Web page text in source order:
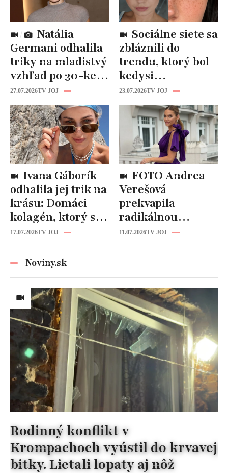
Germani odhalila
triky na mladistvý
vzhľad po 30-ke:
Fungujú lepšie
než drahá
kozmetika
27.07.2026TV JOJ
zbláznili do
trendu, ktorý bol
kedysi
katastrofou:
„Mušie nohy“ sú
späť!
23.07.2026TV JOJ
odhalila jej trik na
krásu: Domáci
kolagén, ktorý si
zvládnete
17.07.2026TV JOJ
Verešová
prekvapila
radikálnou
zmenou účesu: Je
11.07.2026TV JOJ
Noviny.sk
Rodinný konflikt v
Krompachoch vyústil do krvavej
bitky. Lietali lopaty aj nôž